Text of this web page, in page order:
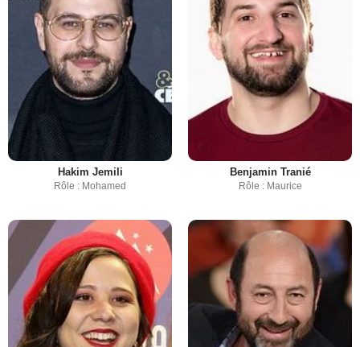
Hakim Jemili
Rôle : Mohamed
Benjamin Tranié
Rôle : Maurice